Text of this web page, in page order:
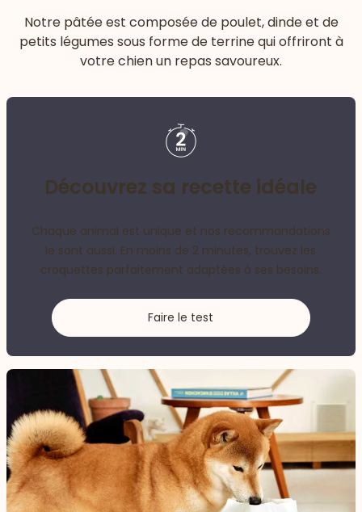
Notre pâtée est composée de poulet, dinde et de
petits légumes sous forme de terrine qui offriront à
votre chien un repas savoureux.
Découvrez sa recette idéale
Chaque animal est unique et nos recommandations
le sont aussi. En moins de 2 minutes, trouvez les
croquettes parfaitement adaptées à ses besoins.
Faire le test